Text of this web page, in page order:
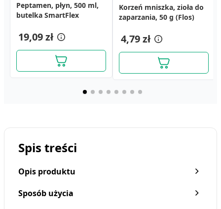
Peptamen, płyn, 500 ml,
butelka SmartFlex
19,09 zł
Korzeń mniszka, zioła do
zaparzania, 50 g (Flos)
4,79 zł
Spis treści
Opis produktu
Sposób użycia